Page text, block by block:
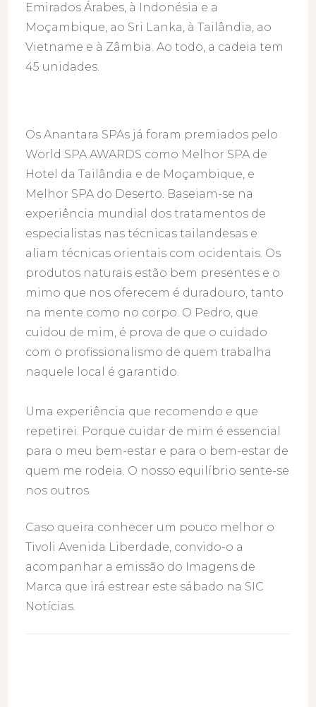
Emirados Árabes, à Indonésia e a
Moçambique, ao Sri Lanka, à Tailândia, ao
Vietname e à Zâmbia. Ao todo, a cadeia tem
45 unidades.
Os Anantara SPAs já foram premiados pelo
World SPA AWARDS como Melhor SPA de
Hotel da Tailândia e de Moçambique, e
Melhor SPA do Deserto. Baseiam-se na
experiência mundial dos tratamentos de
especialistas nas técnicas tailandesas e
aliam técnicas orientais com ocidentais. Os
produtos naturais estão bem presentes e o
mimo que nos oferecem é duradouro, tanto
na mente como no corpo. O Pedro, que
cuidou de mim, é prova de que o cuidado
com o profissionalismo de quem trabalha
naquele local é garantido.
Uma experiência que recomendo e que
repetirei. Porque cuidar de mim é essencial
para o meu bem-estar e para o bem-estar de
quem me rodeia. O nosso equilíbrio sente-se
nos outros.
Caso queira conhecer um pouco melhor o
Tivoli Avenida Liberdade, convido-o a
acompanhar a emissão do Imagens de
Marca que irá estrear este sábado na SIC
Notícias.